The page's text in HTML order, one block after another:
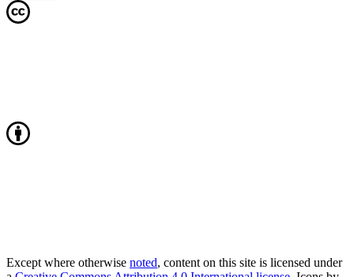
Except where otherwise noted, content on this site is licensed under